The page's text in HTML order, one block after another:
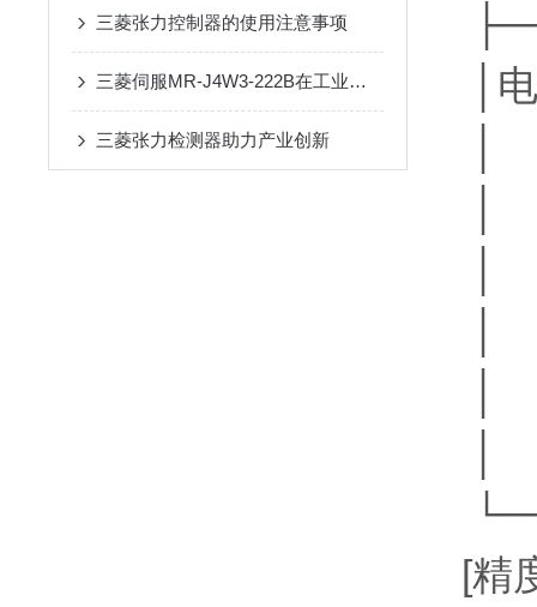
三菱张力控制器的使用注意事项
三菱伺服MR-J4W3-222B在工业自动化领域发挥着重要的作用
三菱张力检测器助力产业创新
│
[精